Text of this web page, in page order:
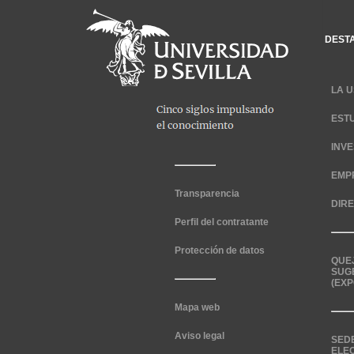
Transparencia
Perfil del contratante
Protección de datos
Mapa web
Aviso legal
LA